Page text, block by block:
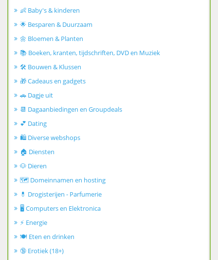
👶 Baby's & kinderen
🌟 Besparen & Duurzaam
🌼 Bloemen & Planten
📚 Boeken, kranten, tijdschriften, DVD en Muziek
🛠️ Bouwen & Klussen
🎁 Cadeaus en gadgets
🚗 Dagje uit
📆 Dagaanbiedingen en Groupdeals
💕 Dating
🛍️ Diverse webshops
🏠 Diensten
🐶 Dieren
🗺️ Domeinnamen en hosting
💊 Drogisterijen - Parfumerie
🖥️ Computers en Elektronica
⚡ Energie
🍽️ Eten en drinken
🔞 Erotiek (18+)